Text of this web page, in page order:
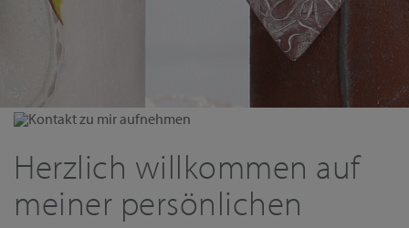
Kontakt zu mir aufnehmen
Herzlich willkommen auf
meiner persönlichen